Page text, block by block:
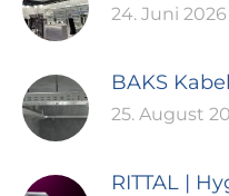
24. Juni 2026
BAKS
25. August
RITTAL |